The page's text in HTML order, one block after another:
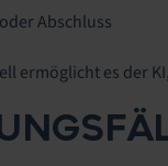
Abschluss
ermöglicht es der